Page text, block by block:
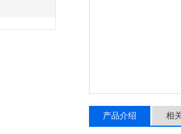
产品介绍 相